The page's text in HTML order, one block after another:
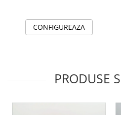
CONFIGUREAZA
PRODUSE